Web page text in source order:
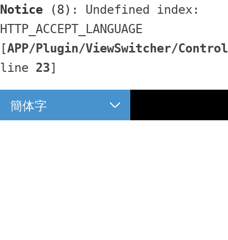
Notice (8) : Undefined index:
HTTP_ACCEPT_LANGUAGE
[APP/Plugin/ViewSwitcher/
line 23]
簡体字